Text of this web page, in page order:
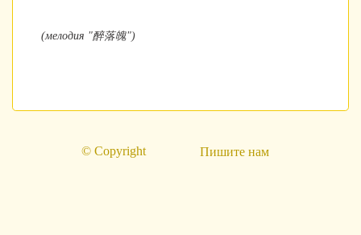
(мелодия "醉落魄")
© Copyright Пишите нам